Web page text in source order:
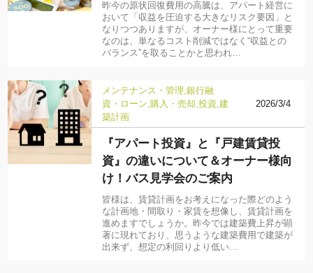
昨今の原状回復費用の高騰は、アパート経営に
おいて「収益を圧迫する大きなリスク要因」と
なりつつありますが、オーナー様にとって重要
なのは、単なるコスト削減ではなく“収益との
バランス”を取ることかと思われ…
メンテナンス・管理 銀行融
資・ローン 購入・売却 投資 建
築計画
2026/3/4
『アパート投資』と『戸建賃貸投
資』の違いについて＆オーナー様向
け！バス見学会のご案内
皆様は、賃貸計画をお考えになった際どのよう
な計画地・間取り・家賃を想像し、賃貸計画を
進めますでしょうか。昨今では建築費上昇が顕
著に現れており、思うような建築費用で建築が
出来ず、想定の利回りより低い…